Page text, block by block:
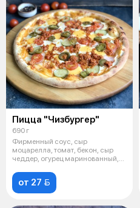
Пицца "Чизбургер"
690 г
Фирменный соус, сыр
моцарелла, томат, бекон, сыр
чеддер, огурец маринованный,
от 27 